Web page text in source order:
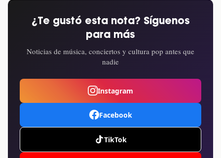
¿Te gustó esta nota? Síguenos
para más
Noticias de música, conciertos y cultura pop antes que
nadie
Instagram
Facebook
TikTok